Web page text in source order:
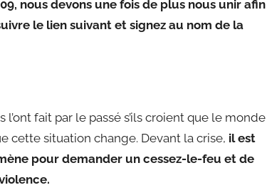
nous devons une fois de plus nous unir afin
le lien suivant et signez au nom de la
fait par le passé s’ils croient que le monde
cette situation change. Devant la crise, il est
pour demander un cessez-le-feu et de